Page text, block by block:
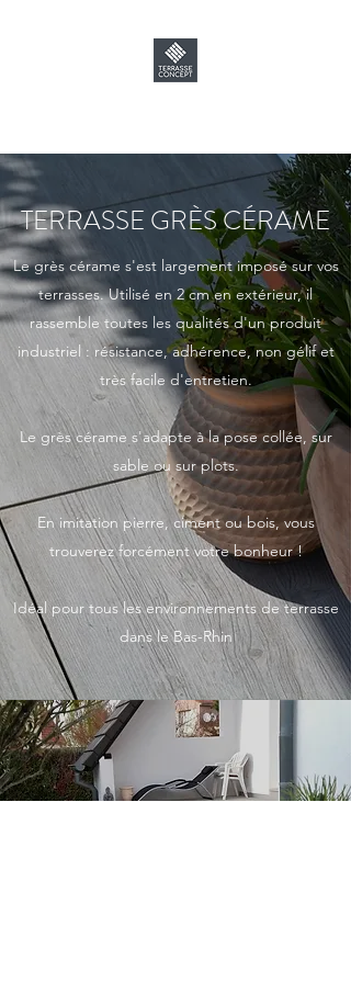
TERRASSE GRÈS CÉRAME
Le grès cérame s'est largement imposé sur vos
terrasses. Utilisé en 2 cm en extérieur, il
rassemble toutes les qualités d'un produit
industriel : résistance, adhérence, non gélif et
très facile d'entretien.
Le grès cérame s'adapte à la pose collée, sur
sable ou sur plots.
En imitation pierre, ciment ou bois, vous
trouverez forcément votre bonheur !
Idéal pour tous les environnements de terrasse
dans le Bas-Rhin